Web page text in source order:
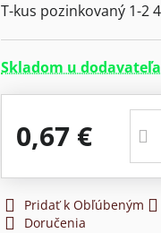
T-kus pozinkovaný 1-2
Skladom u dodavateľa
0,67 €
Pridať k Obľúbeným
Doručenia